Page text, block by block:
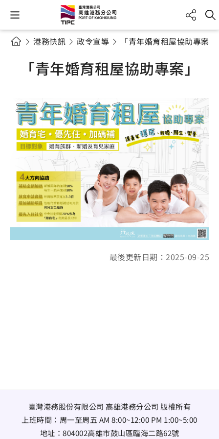
港務快訊 政令宣導 「青年婚育租屋協助專案」
「青年婚育租屋協助專案」
最後更新日期：2025-09-25
臺灣港務股份有限公司 高雄港務分公司 版權所有
上班時間：周一至周五 AM 8:00~12:00 PM 1:00~5:00
地址： 804002高雄市鼓山區臨海二路62號